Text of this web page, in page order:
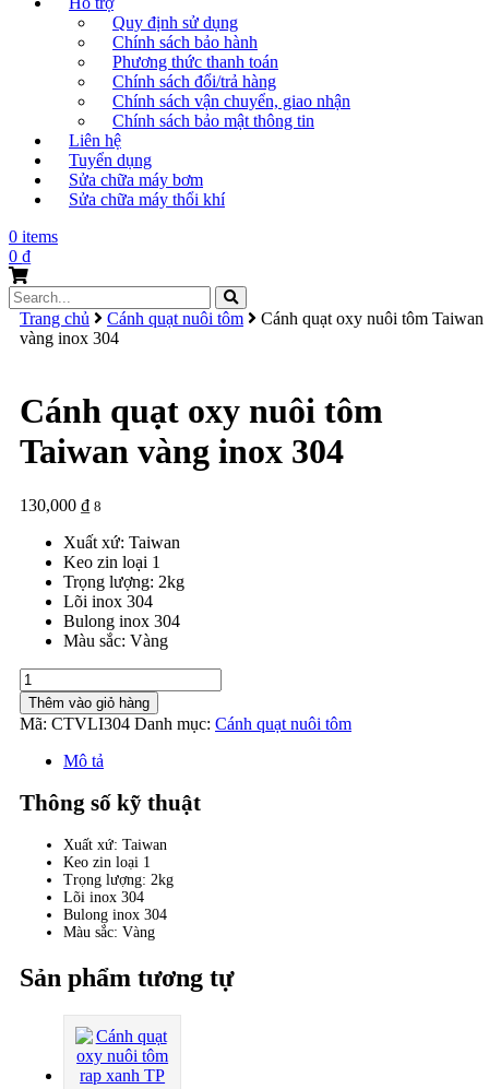
Quy định sử dụng
Chính sách bảo hành
Phương thức thanh toán
Chính sách đổi/trả hàng
Chính sách vận chuyển, giao nhận
Chính sách bảo mật thông tin
Liên hệ
Tuyển dụng
Sửa chữa máy bơm
Sửa chữa máy thổi khí
0 items
0 ₫
Search
for:Trang chủ Cánh quạt nuôi tôm
Cánh quạt oxy nuôi tôm Taiwan
vàng inox 304
Cánh quạt oxy nuôi tôm
Taiwan vàng inox 304
130,000 ₫ 8
Xuất xứ: Taiwan
Keo zin loại 1
Trọng lượng: 2kg
Lõi inox 304
Bulong inox 304
Màu sắc: Vàng
Cánh
quạt
oxy
nuôi
Taiwan
vàng
inox
Thêm vào giỏ hàng
Mã: CTVLI304 Danh mục: Cánh quạt nuôi tôm
Mô tả
Thông số kỹ thuật
Xuất xứ: Taiwan
Keo zin loại 1
Trọng lượng: 2kg
Lõi inox 304
Bulong inox 304
Màu sắc: Vàng
Sản phẩm tương tự